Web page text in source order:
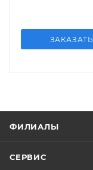
ЗАКАЗАТЬ
ФИЛИАЛЫ
СЕРВИС